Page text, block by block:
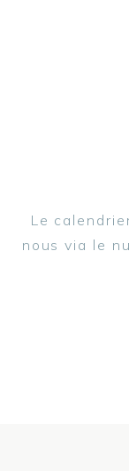
Le
nous via le